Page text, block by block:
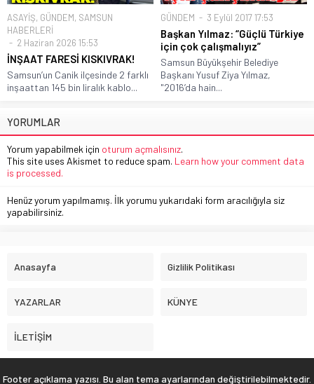
ASAYİŞ, GÜNDEM, SAMSUN
HABERLERİ
2 Haziran 2026 15:53
İNŞAAT FARESİ KISKIVRAK!
Samsun’un Canik ilçesinde 2 farklı
inşaattan 145 bin liralık kablo...
GÜNDEM 3 Eylül 2017 17:53
Başkan Yılmaz: “Güçlü Türkiye
için çok çalışmalıyız”
Samsun Büyükşehir Belediye
Başkanı Yusuf Ziya Yılmaz,
"2016’da hain...
YORUMLAR
Yorum yapabilmek için oturum açmalısınız.
This site uses Akismet to reduce spam. Learn how your comment data
is processed.
Henüz yorum yapılmamış. İlk yorumu yukarıdaki form aracılığıyla siz
yapabilirsiniz.
Anasayfa Gizlilik Politikası
YAZARLAR KÜNYE
İLETİŞİM
Footer açıklama yazısı. Bu alan tema ayarlarından değiştirilebilmektedir.